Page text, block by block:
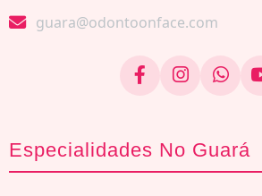
guara@odontoonface.com
Especialidades No Guará